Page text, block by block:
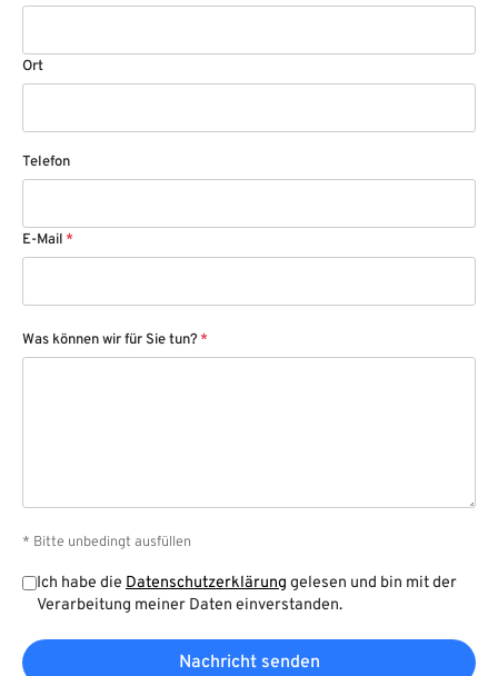
Ort
Telefon
E-Mail *
Was können wir für Sie tun? *
* Bitte unbedingt ausfüllen
Ich habe die Datenschutzerklärung gelesen und bin mit der
Verarbeitung meiner Daten einverstanden.
Nachricht senden